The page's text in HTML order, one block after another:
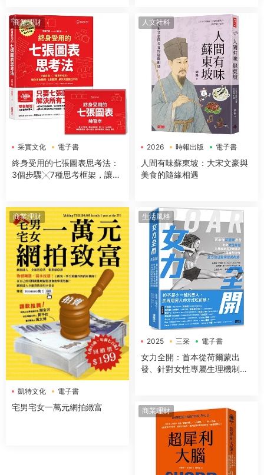
商業理財
采實文化 電子書
終身受用的七張圖表思考法：
3個步驟╳7種思考框架，讓你
表練習本】
人文社科
2026 時報出版 電子書
人間有味蘇東坡：大宋文豪與
美食的隨緣相遇
商業理財
凱特文化 電子書
宅男宅女一萬元網拍緻富
生活風格
2025 三采 電子書
女力全開：首本從荷爾蒙出
發、針對女性專屬生理機制與
商業理財